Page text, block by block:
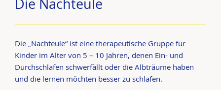
Die Nachteule
Die „Nachteule“ ist eine therapeutische Gruppe für
Kinder im Alter von 5 – 10 Jahren, denen Ein- und
Durchschlafen schwerfällt oder die Albträume haben
und die lernen möchten besser zu schlafen.